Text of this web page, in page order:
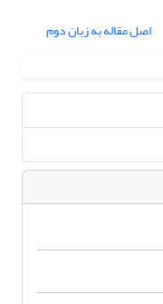
اصل مقاله به زبان دوم